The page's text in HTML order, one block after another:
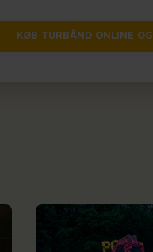
KØB TURBÅND ONLINE OG